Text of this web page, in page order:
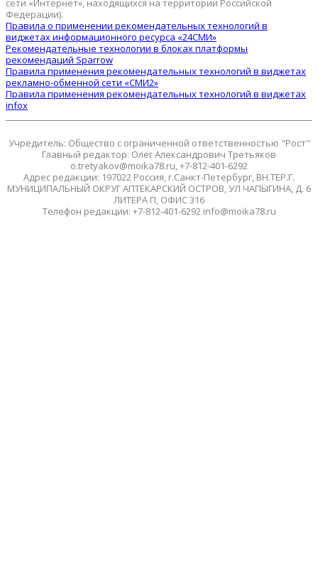
Федерации).
Правила о применении рекомендательных технологий в
виджетах информационного ресурса «24СМИ»
Рекомендательные технологии в блоках платформы
рекомендаций Sparrow
Правила применения рекомендательных технологий в виджетах
рекламно-обменной сети «СМИ2»
Правила применения рекомендательных технологий в виджетах
infox
Учредитель: Общество с ограниченной ответственностью "Рост"
Главный редактор: Олег Александрович Третьяков
o.tretyakov@moika78.ru, +7-812-401-6292
Адрес редакции: 197022 Россия, г.Санкт-Петербург, ВН.ТЕР.Г.
МУНИЦИПАЛЬНЫЙ ОКРУГ АПТЕКАРСКИЙ ОСТРОВ, УЛ ЧАПЫГИНА, Д. 6
ЛИТЕРА П, ОФИС 316
Телефон редакции: +7-812-401-6292 info@moika78.ru